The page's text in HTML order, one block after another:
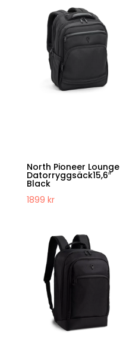
North Pioneer Lounge
Datorryggsäck15,6″
Black
1899 kr